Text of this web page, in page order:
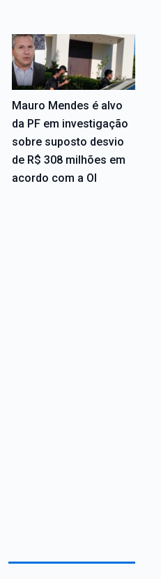
Mauro Mendes é alvo
da PF em investigação
sobre suposto desvio
de R$ 308 milhões em
acordo com a OI